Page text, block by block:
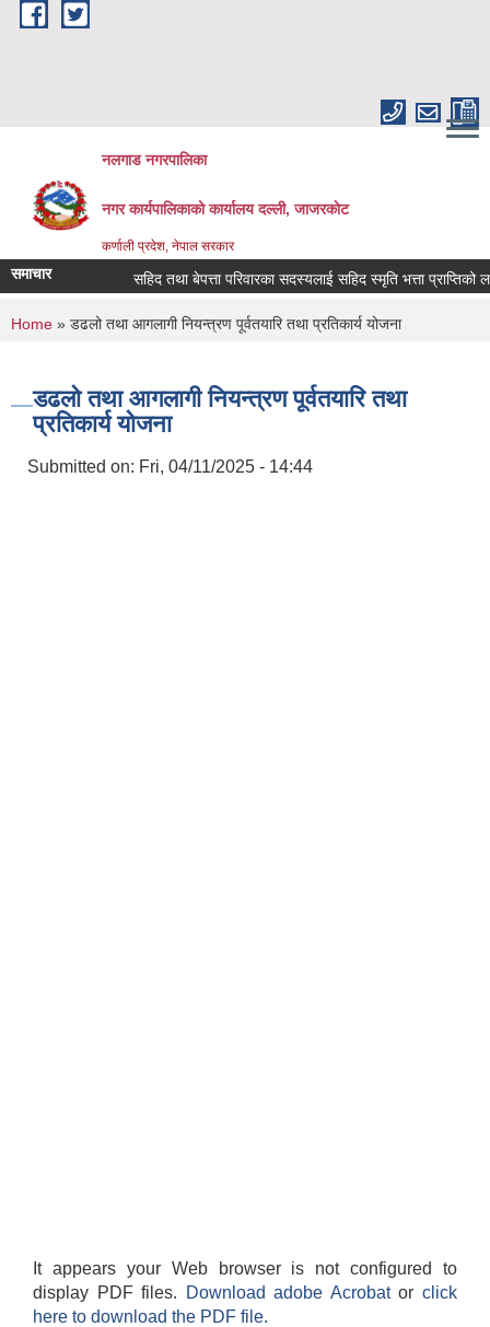
Skip to main content
नलगाड नगरपालिका
नगर कार्यपालिकाको कार्यालय दल्ली, जाजरकाेट
कर्णाली प्रदेश, नेपाल सरकार
समाचार सहिद तथा बेपत्ता परिवारका सदस्यलाई सहिद स्मृति भत्ता प्राप्तिको लागि
You are here
Home » डढलो तथा आगलागी नियन्त्रण पूर्वतयारि तथा प्रतिकार्य योजना
डढलो तथा आगलागी नियन्त्रण पूर्वतयारि तथा
प्रतिकार्य योजना
Submitted on: Fri, 04/11/2025 - 14:44
It appears your Web browser is not configured to
display PDF files.
Download adobe Acrobatorclick
here to download the PDF file.